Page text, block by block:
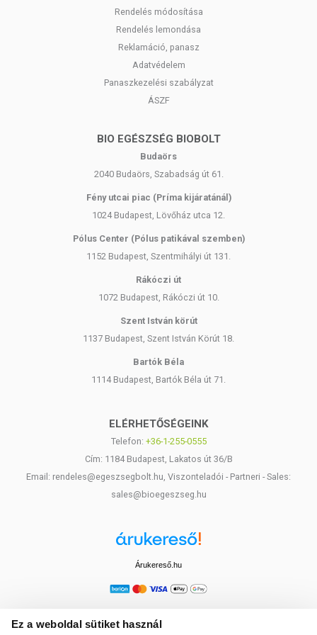
Ez a weboldal sütiket használ
edzésprogramok kiegészítésére.
ADAGOLÁS, JAVASOLT FELHASZNÁLÁS
Ízlés szerinti mennyiséget tegyen egy csészébe, adjon hozzá forró
gyermekeknek, terhes és szoptatós anyáknak, koffeinre
érzékeny személyeknek, szívbetegeknek, magas
ÖSSZETÉTEL
Természetes 100% arabica instant (azonnal oldódó)
kávé, 20% zöldkávé kivonat 50% klorogénsav tartalommal
Természetes anyagokból; Mesterséges ízesítőmentes; Mesterséges
színezékmentes; Tartósítószermentes; BSE/TSE mentes; GMO mentes;
Zsírmentes; Telített zsírban szegény; Alacsony cukortartalmú; Élelmi
rostban gazdag; Fehérjeforrás
Tápanyagértékek 100 g termékben:
amelyből telített zsírsav: 0,16 g
Szénhidrát: 44 g
amelyből cukor: 1,6 g
TOVÁBBI TUDNIVALÓK
A termékek leírásai a termék összetevőiről szóló általános információk,
Rendelés módosítása
Rendelés lemondása
Reklamáció, panasz
Adatvédelem
Panaszkezelési szabályzat
ÁSZF
BIO EGÉSZSÉG BIOBOLT
Budaörs
2040 Budaörs, Szabadság út 61.
Fény utcai piac (Príma kijáratánál)
1024 Budapest, Lövőház utca 12.
Pólus Center (Pólus patikával szemben)
1152 Budapest, Szentmihályi út 131.
Rákóczi út
1072 Budapest, Rákóczi út 10.
Szent István körút
1137 Budapest, Szent István Körút 18.
Bartók Béla
1114 Budapest, Bartók Béla út 71.
ELÉRHETŐSÉGEINK
Telefon: +36-1-255-0555
Cím: 1184 Budapest, Lakatos út 36/B
Email: rendeles@egeszsegbolt.hu, Viszonteladói - Partneri - Sales:
sales@bioegeszseg.hu
Árukereső.hu